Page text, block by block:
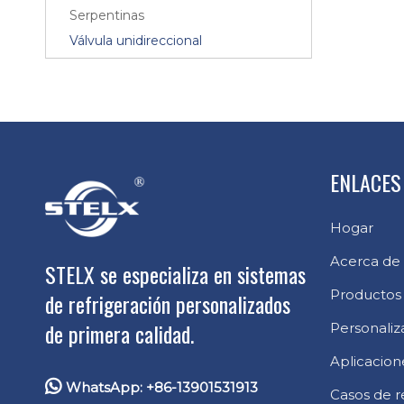
Serpentinas
Válvula unidireccional
STELX se especializa en sistemas
de refrigeración personalizados
de primera calidad.
 WhatsApp: +86-13901531913
Hogar
Acerca de
Productos
Casos de